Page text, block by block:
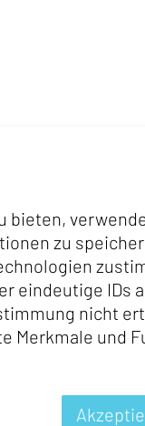
er während
führten
und
(HSG) ab
und
bieten,
zu
eindeutige IDs
nicht
Merkmale und